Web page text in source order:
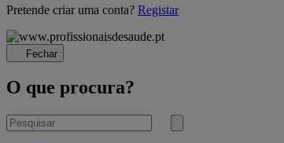
A
Pretende criar uma conta? Registar
Fechar
O que procura?
Pesquisar
por
Submeter